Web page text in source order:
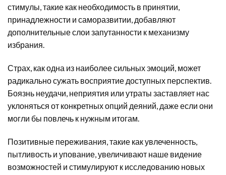
стимулы, такие как необходимость в принятии,
принадлежности и саморазвитии, добавляют
дополнительные слои запутанности к механизму
избрания.
Страх, как одна из наиболее сильных эмоций, может
радикально сужать восприятие доступных перспектив.
Боязнь неудачи, неприятия или утраты заставляет нас
уклоняться от конкретных опций деяний, даже если они
могли бы повлечь к нужным итогам.
Позитивные переживания, такие как увлеченность,
пытливость и упование, увеличивают наше видение
возможностей и стимулируют к исследованию новых